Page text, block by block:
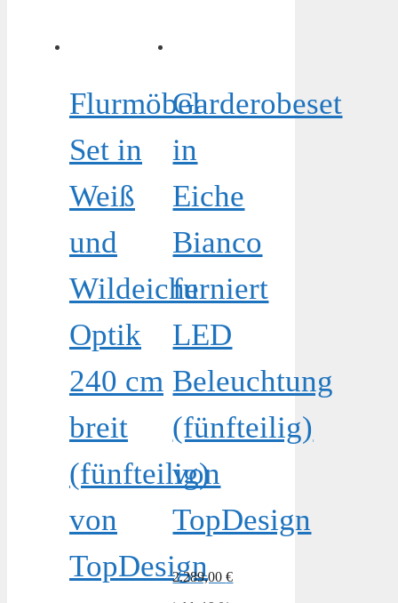
Flurmöbel
Set in
Weiß
und
Wildeiche
Optik
240 cm
breit
(fünfteilig)
von
TopDesign
Garderobeset
in
Eiche
Bianco
furniert
LED
Beleuchtung
(fünfteilig)
von
TopDesign
2.289,00€